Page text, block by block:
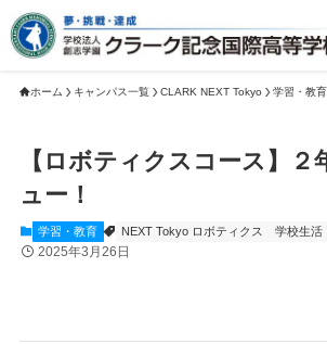
ホーム キャンパス一覧 CLARK NEXT Tokyo 学習・教育
【ロボティクスコース】２
ュー！
学習・教育 NEXT Tokyo ロボティクス 学校生活
2025年3月26日